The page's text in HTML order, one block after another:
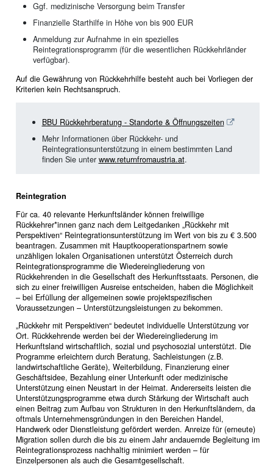
Ggf. medizinische Versorgung beim Transfer
Finanzielle Starthilfe in Höhe von bis 900 EUR
Anmeldung zur Aufnahme in ein spezielles
Reintegrationsprogramm (für die wesentlichen Rückkehrländer
verfügbar).
Auf die Gewährung von Rückkehrhilfe besteht auch bei Vorliegen der
Kriterien kein Rechtsanspruch.
BBU Rückkehrberatung - Standorte & Öffnungszeiten
Mehr Informationen über Rückkehr- und
Reintegrationsunterstützung in einem bestimmten Land
finden Sie unter www.returnfromaustria.at.
Reintegration
Für ca. 40 relevante Herkunftsländer können freiwillige
Rückkehrer*innen ganz nach dem Leitgedanken „Rückkehr mit
Perspektiven“ Reintegrationsunterstützung im Wert von bis zu € 3.500
beantragen. Zusammen mit Hauptkooperationspartnern sowie
unzähligen lokalen Organisationen unterstützt Österreich durch
Reintegrationsprogramme die Wiedereingliederung von
Rückkehrenden in die Gesellschaft des Herkunftsstaats. Personen, die
sich zu einer freiwilligen Ausreise entscheiden, haben die Möglichkeit
– bei Erfüllung der allgemeinen sowie projektspezifischen
Voraussetzungen – Unterstützungsleistungen zu bekommen.
„Rückkehr mit Perspektiven“ bedeutet individuelle Unterstützung vor
Ort. Rückkehrende werden bei der Wiedereingliederung im
Herkunftsland wirtschaftlich, sozial und psychosozial unterstützt. Die
Programme erleichtern durch Beratung, Sachleistungen (z.B.
landwirtschaftliche Geräte), Weiterbildung, Finanzierung einer
Geschäftsidee, Bezahlung einer Unterkunft oder medizinische
Unterstützung einen Neustart in der Heimat. Andererseits leisten die
Unterstützungsprogramme etwa durch Stärkung der Wirtschaft auch
einen Beitrag zum Aufbau von Strukturen in den Herkunftsländern, da
oftmals Unternehmensgründungen in den Bereichen Handel,
Handwerk oder Dienstleistung gefördert werden. Anreize für (erneute)
Migration sollen durch die bis zu einem Jahr andauernde Begleitung im
Reintegrationsprozess nachhaltig minimiert werden – für
Einzelpersonen als auch die Gesamtgesellschaft.